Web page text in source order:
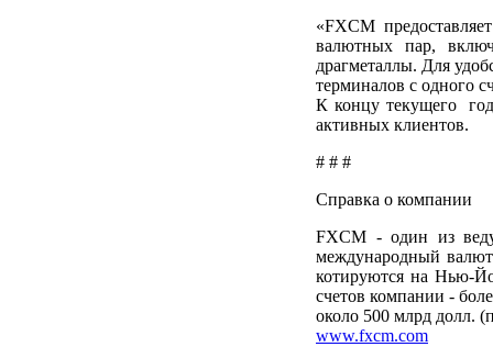
«FXCM
валютных пар,
драгметаллы. Для
терминалов с одного
К концу текущего
активных клиентов.
# # #
Справка о компании
FXCM - один из
международный
котируются на Нью-
счетов компании -
около 500 млрд долл.
www.fxcm.com